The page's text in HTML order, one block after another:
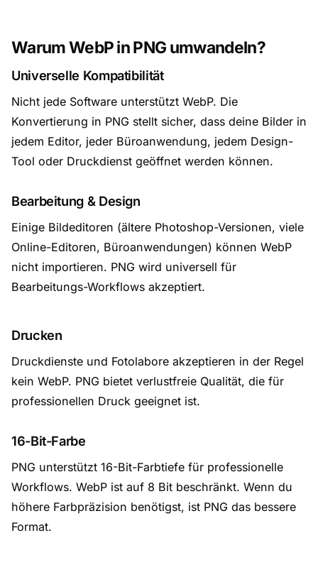
Warum WebP in PNG umwandeln?
Universelle Kompatibilität
Nicht jede Software unterstützt WebP. Die
Konvertierung in PNG stellt sicher, dass deine Bilder in
jedem Editor, jeder Büroanwendung, jedem Design-
Tool oder Druckdienst geöffnet werden können.
Bearbeitung & Design
Einige Bildeditoren (ältere Photoshop-Versionen, viele
Online-Editoren, Büroanwendungen) können WebP
nicht importieren. PNG wird universell für
Bearbeitungs-Workflows akzeptiert.
Drucken
Druckdienste und Fotolabore akzeptieren in der Regel
kein WebP. PNG bietet verlustfreie Qualität, die für
professionellen Druck geeignet ist.
16-Bit-Farbe
PNG unterstützt 16-Bit-Farbtiefe für professionelle
Workflows. WebP ist auf 8 Bit beschränkt. Wenn du
höhere Farbpräzision benötigst, ist PNG das bessere
Format.